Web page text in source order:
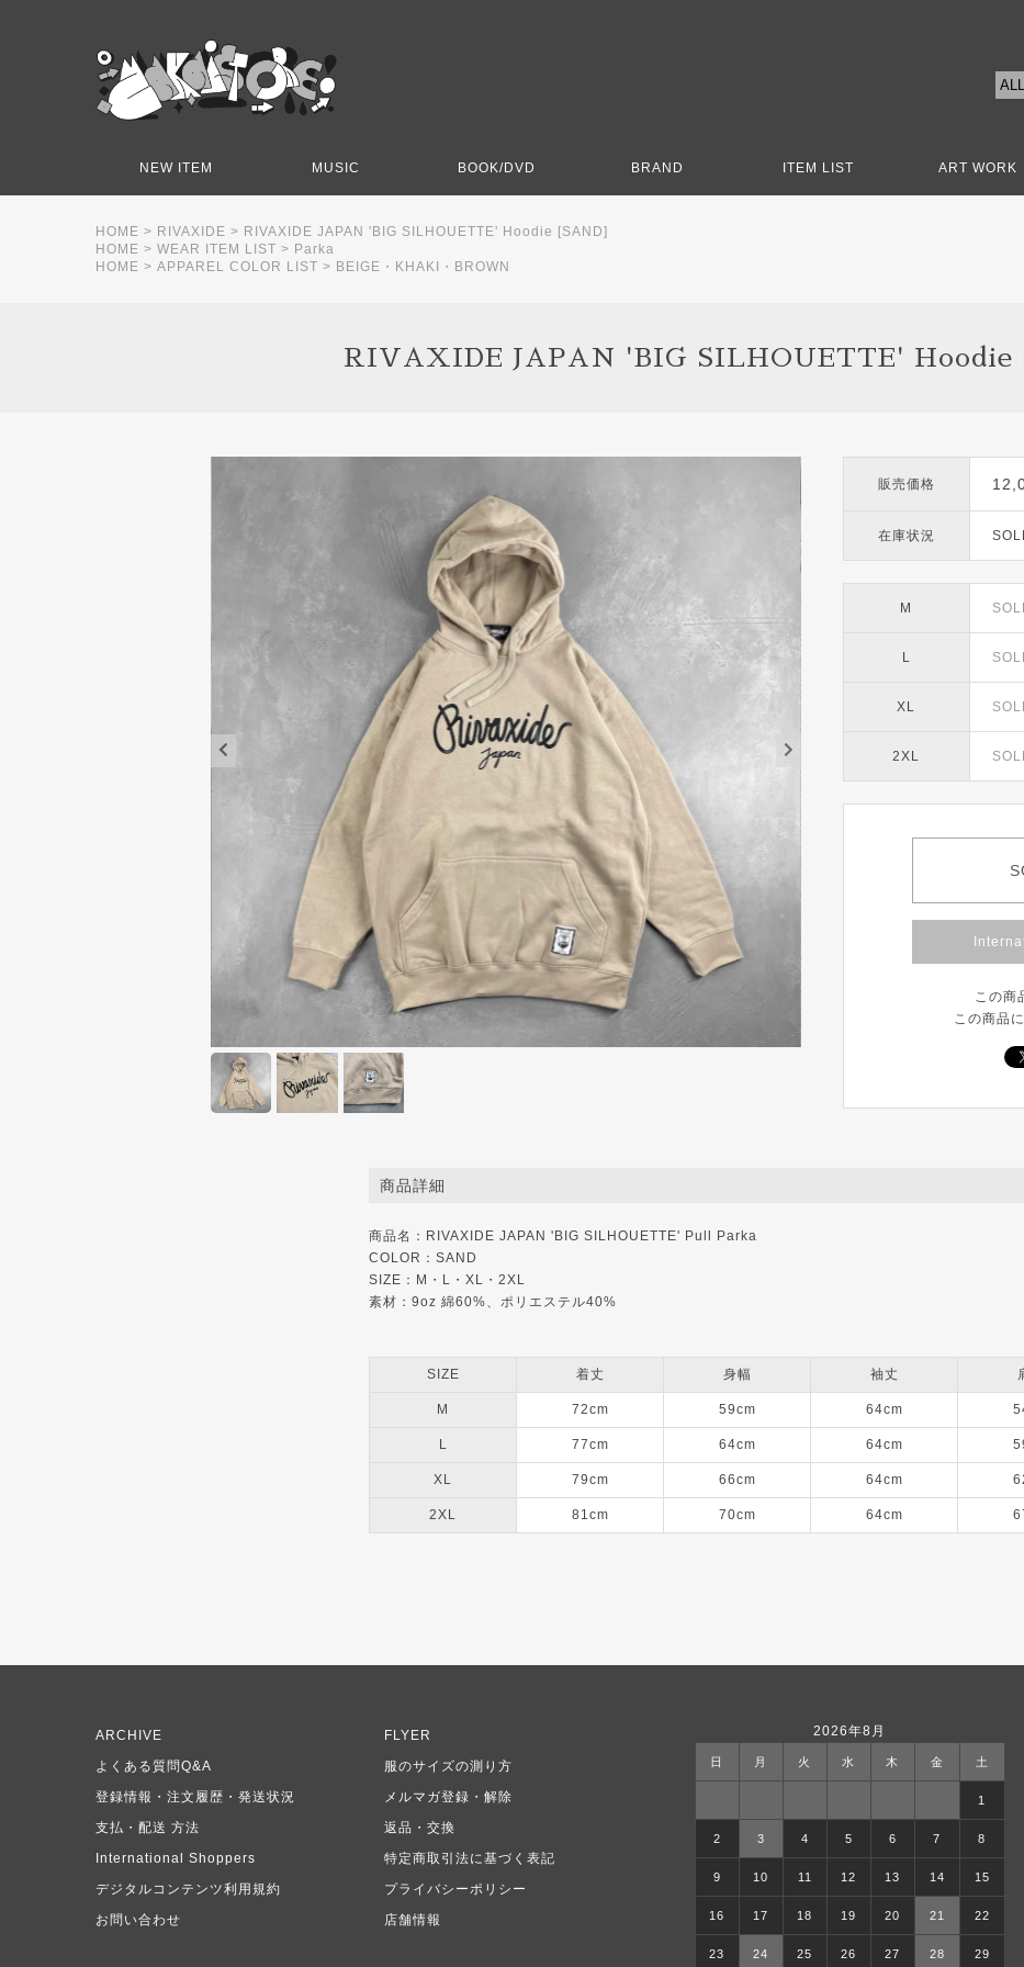
NEW ITEM MUSIC BOOK/DVD BRAND ITEM LIST ART WORK
HOME > RIVAXIDE > RIVAXIDE JAPAN 'BIG SILHOUETTE' Hoodie [SAND]
HOME > WEAR ITEM LIST > Parka
HOME > APPAREL COLOR LIST > BEIGE・KHAKI・BROWN
RIVAXIDE JAPAN 'BIG SILHOUETTE' Hoodie
商品詳細
商品名：RIVAXIDE JAPAN 'BIG SILHOUETTE' Pull Parka
COLOR：SAND
SIZE：M・L・XL・2XL
素材：9oz 綿60%、ポリエステル40%
SIZE 着丈 身幅 袖丈
M 72cm 59cm 64cm
L 77cm 64cm 64cm
XL 79cm 66cm 64cm
2XL 81cm 70cm 64cm
販売価格
在庫状況
M
L
XL
2XL
この商
この商品
2026年8月
日 月 火 水 木 金 土
1
2 3 4 5 6 7 8
9 10 11 12 13 14 15
16 17 18 19 20 21 22
23 24 25 26 27 28 29
ARCHIVE
FLYER
よくある質問Q&A
服のサイズの測り方
登録情報・注文履歴・発送状況
メルマガ登録・解除
支払・配送 方法
返品・交換
International Shoppers
特定商取引法に基づく表記
デジタルコンテンツ利用規約
プライバシーポリシー
お問い合わせ
店舗情報